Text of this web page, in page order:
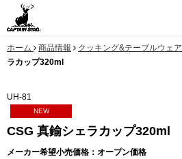
ホーム 商品情報 クッキング&テーブルウェア
ラカップ320ml
UH-81
NEW
CSG 真鍮シェラカップ320ml
メーカー希望小売価格：オープン価格